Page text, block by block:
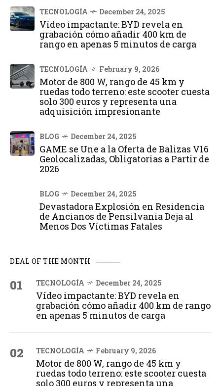
TECNOLOGÍA December 24, 2025
Vídeo impactante: BYD revela en
grabación cómo añadir 400 km de
rango en apenas 5 minutos de carga
TECNOLOGÍA February 9, 2026
Motor de 800 W, rango de 45 km y
ruedas todo terreno: este scooter cuesta
solo 300 euros y representa una
adquisición impresionante
BLOG December 24, 2025
GAME se Une a la Oferta de Balizas V16
Geolocalizadas, Obligatorias a Partir de
2026
BLOG December 24, 2025
Devastadora Explosión en Residencia
de Ancianos de Pensilvania Deja al
Menos Dos Víctimas Fatales
DEAL OF THE MONTH
01 TECNOLOGÍA December 24, 2025
Vídeo impactante: BYD revela en
grabación cómo añadir 400 km de rango
en apenas 5 minutos de carga
02 TECNOLOGÍA February 9, 2026
Motor de 800 W, rango de 45 km y
ruedas todo terreno: este scooter cuesta
solo 300 euros y representa una